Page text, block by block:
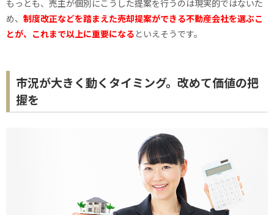
もっとも、売主が個別にこうした提案を行うのは現実的ではないた
め、 制度改正などを踏まえた売却提案ができる不動産会社を選ぶこ
とが、これまで以上に重要になる といえそうです。
市況が大きく動くタイミング。改めて価値の把
握を